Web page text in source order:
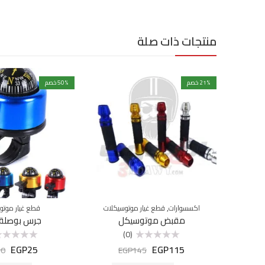
منتجات ذات صلة
21% خصم
اكسسوارات,قطع غيار موتوسيكلات
مقبض موتوسيكل
التقييم
(0)
EGP115
EGP145
50% خصم
قطع غيار
جرس
التقييمEGP25